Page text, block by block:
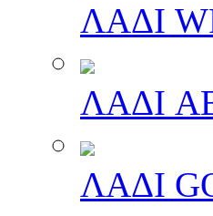
ΛΑΔΙ
ΛΑΔΙ
ΛΑΔΙ